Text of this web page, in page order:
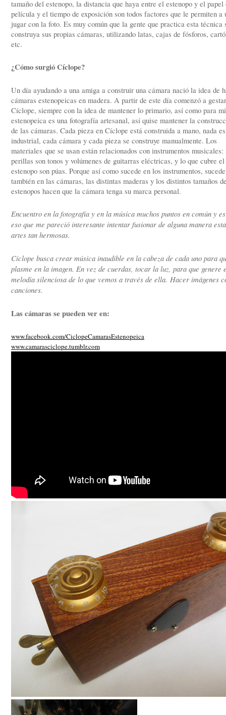
tamaño del estenopo, la distancia que haya entre el estenopo y el papel
película y el tiempo de exposición son todos factores que le permiten a
jugar con la foto. Es muy común que la gente que practica esta técnica
construya sus propias cámaras, utilizando latas, cajas de fósforos,
etc.
¿Cómo surgió Cíclope?
Un día ayudando a una amiga a construir una cámara nació la idea de
cámaras estenopeicas en madera. A partir de este día comenzó a
Cíclope, siempre con la idea de mantener lo primario, así como para
estenopeica es una fotografía artesanal, así quise mantener la
de las cámaras. Cada pieza en Cíclope está construida a mano, nada es
industrial, cada cámara y cada pieza se construye manualmente. Los
materiales que se usan están relacionados con instrumentos musicales:
perillas son tonos y volúmenes de guitarras eléctricas, y lo que cubre el
estenopo son púas. Porque así como sucede en los instrumentos, sucede
también en las cámaras, las distintas maderas y los distintos tamaños
estenopos hacen que la cámara tenga su marca personal.
Encuentro en la fotografía y en la música muchos puntos en común y
eso que me pareció interesante intentar fusionar de alguna manera
artes tan hermosas.
Cíclope busca crear música inaudible en la cabeza de cada uno para
plasme en la imagen. En vez de cuerdas, tocar la luz, para que genere
melodía silenciosa de lo que vemos a través de ella. Hacer imágenes
canciones.
Las cámaras se pueden ver en:
www.facebook.com/CiclopeCamarasEstenopeica
www.camarasciclope.tumblr.com